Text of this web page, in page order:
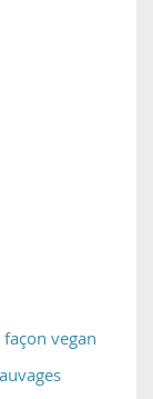
vegan